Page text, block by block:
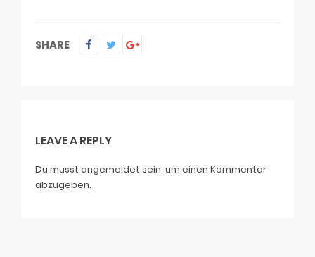
SHARE
LEAVE A REPLY
Du musst angemeldet sein, um einen Kommentar
abzugeben.